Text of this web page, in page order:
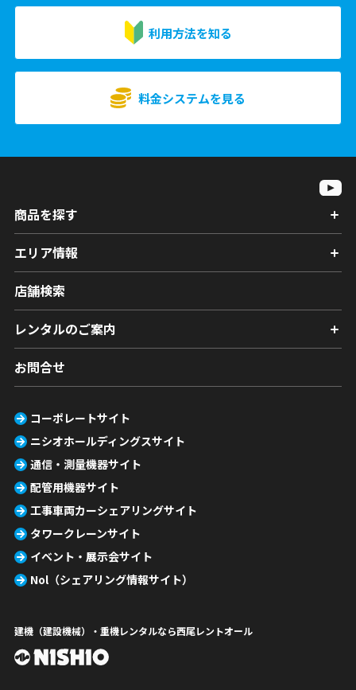
利用方法を知る
料金システムを見る
商品を探す
エリア情報
店舗検索
レンタルのご案内
お問合せ
コーポレートサイト
ニシオホールディングスサイト
通信・測量機器サイト
配管用機器サイト
工事車両カーシェアリングサイト
タワークレーンサイト
イベント・展示会サイト
Nol（シェアリング情報サイト）
建機（建設機械）・重機レンタルなら西尾レントオール